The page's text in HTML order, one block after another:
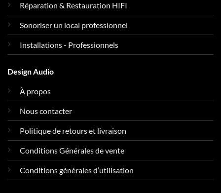
Réparation & Restauration HIFI
Sonoriser un local professionnel
Installations - Professionnels
Design Audio
À propos
Nous contacter
Politique de retours et livraison
Conditions Générales de vente
Conditions générales d’utilisation